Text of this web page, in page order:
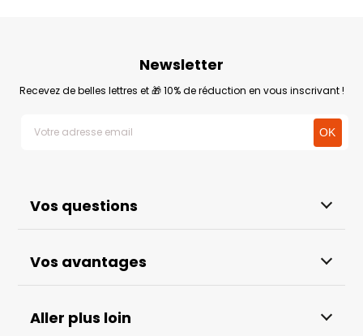
Vos questions
Vos avantages
Aller plus loin
Newsletter
Recevez de belles lettres et 🎁 10% de réduction en vous inscrivant !